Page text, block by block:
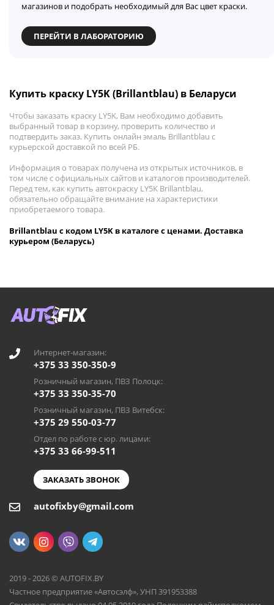
магазинов и подобрать необходимый для Вас цвет краски.
ПЕРЕЙТИ В ЛАБОРАТОРИЮ
Купить краску LY5K (Brillantblau) в Беларуси
Чтобы заказать краску LY5K, Вам необходимо добавить
выбранный товар в корзину, проверить количество и
подтвердить заказ. Купить онлайн эмаль Brillantblau с
курьерской доставкой по всей РБ.
Информация о товарах получена из открытых источников, в
том числе с официальных сайтов и каталогов производителей.
Перед тем, как купить автокраску LY5K Brillantblau,
обязательно обращайте внимание на характеристики
приобретаемого товара.
Brillantblau с кодом LY5K в каталоге с ценами. Доставка
курьером (Беларусь)
Интернет-магазин:
+375 33 350-350-9
Розничный магазин, ПВЗ Полоцк:
+375 33 350-35-70
Розничный магазин, ПВЗ Витебск:
+375 29 550-03-77
Отдел по работе с юр. лицами:
+375 33 66-99-511
ЗАКАЗАТЬ ЗВОНОК
autofixby@gmail.com
2019 - 2026 © AUTOFIX.BY
Частное предприятие «Автосэлф», УНП 391953388